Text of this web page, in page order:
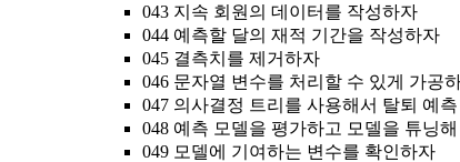
043 지속 회원의 데이터를 작성하자
044 예측할 달의 재적 기간을 작성하자
045 결측치를 제거하자
046 문자열 변수를 처리할 수 있게 가공
047 의사결정 트리를 사용해서 탈퇴 예
048 예측 모델을 평가하고 모델을 튜닝
049 모델에 기여하는 변수를 확인하자